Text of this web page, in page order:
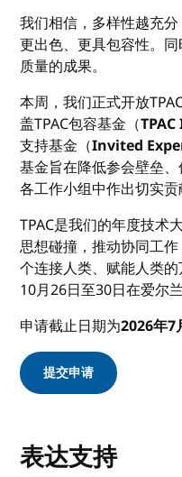
我们相信，多样性越充
更出色、更具包容性。
质量的成果。
本周，我们正式开放
盖TPAC包容基金（
支持基金（Invited
基金旨在降低参会壁垒
各工作小组中作出切实贡
TPAC是我们的年度技术
思想碰撞，推动协同工
个连接人类、赋能人类
10月26日至30日在爱尔
申请截止日期为2026年7
提交申请
表达支持